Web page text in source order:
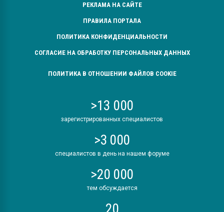
РЕКЛАМА НА САЙТЕ
ПРАВИЛА ПОРТАЛА
ПОЛИТИКА КОНФИДЕНЦИАЛЬНОСТИ
СОГЛАСИЕ НА ОБРАБОТКУ ПЕРСОНАЛЬНЫХ ДАННЫХ
ПОЛИТИКА В ОТНОШЕНИИ ФАЙЛОВ COOKIE
>13 000
зарегистрированных специалистов
>3 000
специалистов в день на нашем форуме
>20 000
тем обсуждается
20